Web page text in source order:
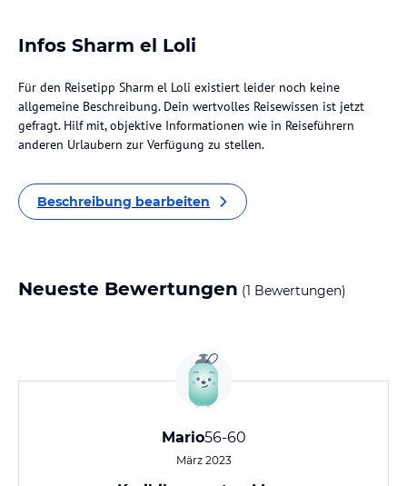
Infos Sharm el Loli
Für den Reisetipp Sharm el Loli existiert leider noch keine
allgemeine Beschreibung. Dein wertvolles Reisewissen ist jetzt
gefragt. Hilf mit, objektive Informationen wie in Reiseführern
anderen Urlaubern zur Verfügung zu stellen.
Beschreibung bearbeiten
Neueste Bewertungen (1 Bewertungen)
Mario56-60
März 2023